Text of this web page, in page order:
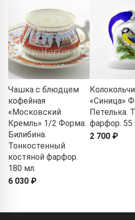
Чашка с блюдцем
кофейная
«Московский
Кремль» 1/2 Форма:
Билибина.
Тонкостенный
костяной фарфор.
180 мл.
6 030 ₽
«Синица»
Петелька.
фарфор. 55
2 700 ₽